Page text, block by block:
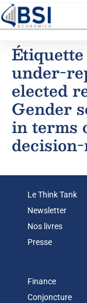
Étiquette
under-
elected
Gender
in terms
Le Think Tank
Newsletter
Nos livres
Presse
Finance
Conjoncture